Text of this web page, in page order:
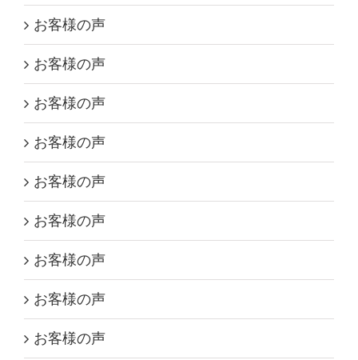
お客様の声
お客様の声
お客様の声
お客様の声
お客様の声
お客様の声
お客様の声
お客様の声
お客様の声